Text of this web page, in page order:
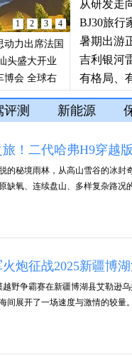
1 2 3 4
动力出席法国
头盛大开业
博会 全球右
家诗意出
从研发走
地莲花高
BJ30旅行
来格局拐
暑期出游
对越野车
吉利银河
双纪录
有格局、
放了些什
评测 新能源
！二代哈弗H9穿越
的秘境雨林，从高山雪谷的冰
缺氧、连续盘山、多样复杂路况
炮征战2025新疆博
越野争霸赛在新疆博湖县艾勒逊
间展开了一场速度与激情的较